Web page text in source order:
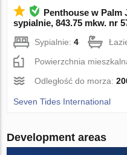
Penthouse w Palm
sypialnie, 843.75 mkw. nr
Sypialnie:4
Powierzchnia
Odległość do morza:
Seven Tides International
Development areas